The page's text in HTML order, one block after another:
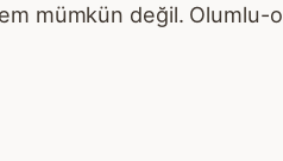
mümkün değil. Olumlu-